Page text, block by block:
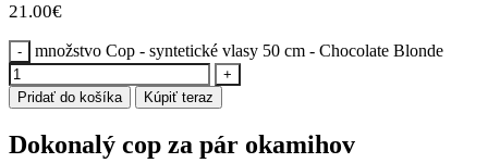
21.00€
množstvo Cop - syntetické vlasy 50 cm - Chocolate Blonde
Pridať do košíka Kúpiť teraz
Dokonalý cop za pár okamihov